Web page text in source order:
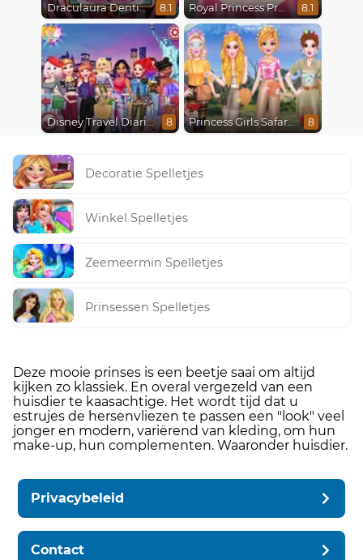
Draculaura Dentist 8.1 Royal Princess Pregnant 8.1
Disney Travel Diaries: City Break 8 Princess Girls Safari Trip 8
Decoratie Spelletjes
Winkel Spelletjes
Zeemeermin Spelletjes
Prinsessen Spelletjes
Deze mooie prinses is een beetje saai om altijd
kijken zo klassiek. En overal vergezeld van een
huisdier te kaasachtige. Het wordt tijd dat u
estrujes de hersenvliezen te passen een "look" veel
jonger en modern, variërend van kleding, om hun
make-up, hun complementen. Waaronder huisdier.
Privacybeleid
Contact